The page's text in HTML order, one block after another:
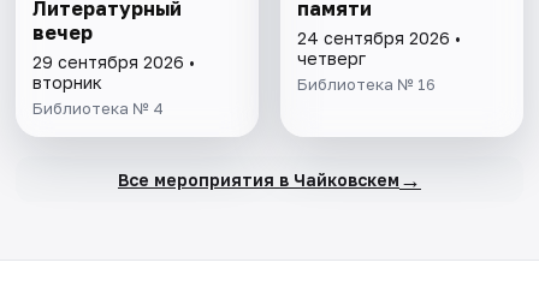
Литературный
вечер
29 сентября 2026 •
вторник
Библиотека № 4
памяти
24 сентября 2026 •
четверг
Библиотека № 16
Все мероприятия в Чайковскем →